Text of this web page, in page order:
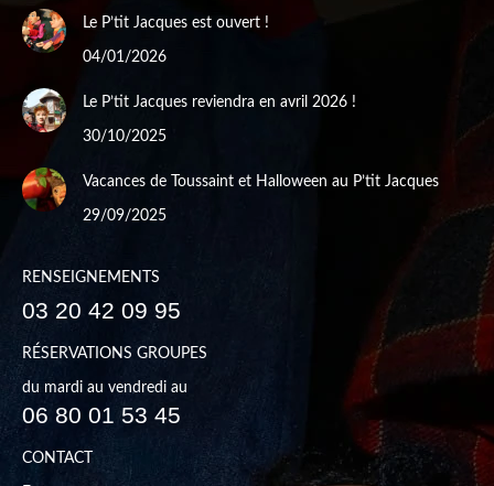
Le P’tit Jacques est ouvert !
04/01/2026
Le P’tit Jacques reviendra en avril 2026 !
30/10/2025
Vacances de Toussaint et Halloween au P’tit Jacques
29/09/2025
RENSEIGNEMENTS
03 20 42 09 95
RÉSERVATIONS GROUPES
du mardi au vendredi au
06 80 01 53 45
CONTACT